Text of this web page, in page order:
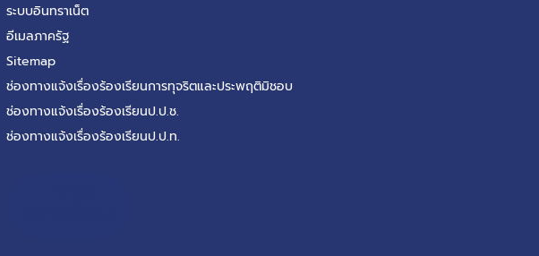
ระบบอินทราเน็ต
อีเมลภาครัฐ
Sitemap
ช่องทางแจ้งเรื่องร้องเรียนการทุจริตและประพฤติมิชอบ
ช่องทางแจ้งเรื่องร้องเรียนป.ป.ช.
ช่องทางแจ้งเรื่องร้องเรียนป.ป.ท.